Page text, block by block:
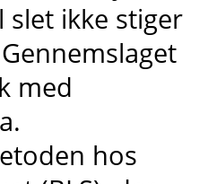
slet ikke stiger
med
hos